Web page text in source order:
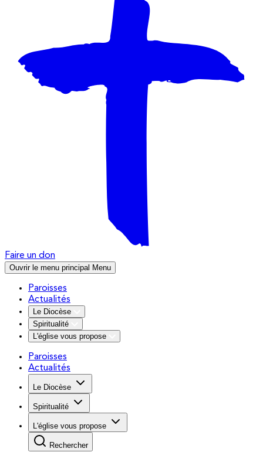
Faire un don
Ouvrir le menu principal Menu
Paroisses
Actualités
Le Diocèse
Spiritualité
L'église vous propose
Paroisses
Actualités
Le Diocèse
Spiritualité
L'église vous propose
Rechercher